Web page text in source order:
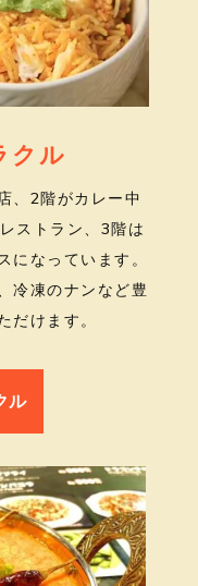
クル
、2階がカレー中
ストラン、3階は
になっています。
冷凍のナンなど豊
だけます。
ル